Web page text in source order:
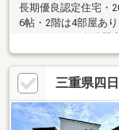
長期優良認定住宅・
6帖・2階は4部屋あ
三重県四